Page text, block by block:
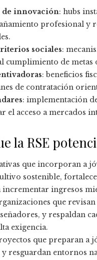
de innovación: hubs
profesional y
sociales:
cumplimiento de
: beneficios
de contratación
: implementación
el acceso a mercados
la RSE
que incorporan a
sostenible,
ingresos
que
y respaldan
exigencia.
que preparan a
resguardan entornos